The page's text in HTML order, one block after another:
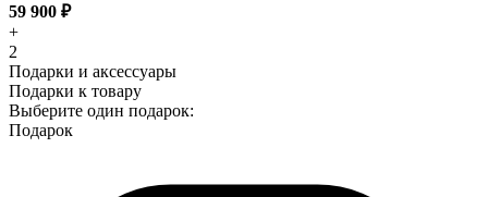
59 900 ₽
+
2
Подарки и аксессуары
Подарки к товару
Выберите один подарок:
Подарок